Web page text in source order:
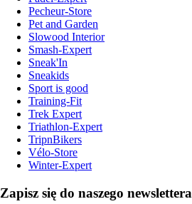
Pecheur-Store
Pet and Garden
Slowood Interior
Smash-Expert
Sneak'In
Sneakids
Sport is good
Training-Fit
Trek Expert
Triathlon-Expert
TripnBikers
Vélo-Store
Winter-Expert
Zapisz się do naszego newslettera